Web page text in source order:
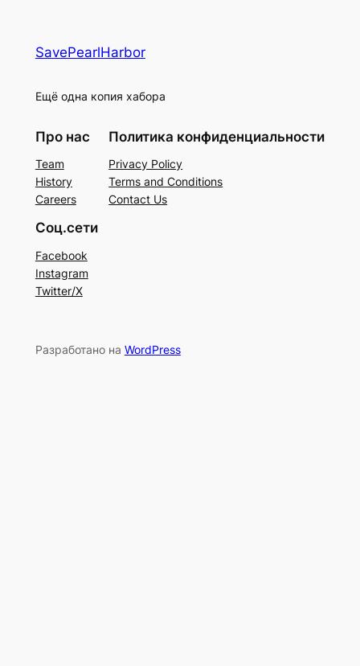
SavePearlHarbor
Ещё одна копия хабора
Про нас
Team
History
Careers
Политика конфиденциальности
Privacy Policy
Terms and Conditions
Contact Us
Соц.сети
Facebook
Instagram
Twitter/X
Разработано на WordPress